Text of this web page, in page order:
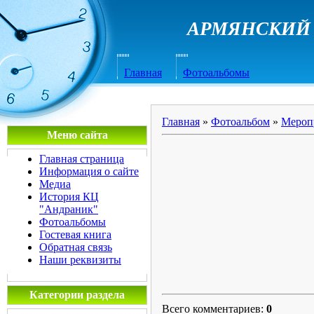
АРМЯНСКИЙ
Главная Фотоальбомы
Меню сайта
Главная страница
Информация о сайте
Медиа
История КЦ
"Андраник"
Фотоальбомы
Гостевая книга
Обратная связь
Наши реквизиты
Категории раздела
Главная » Фотоальбом »
Всего комментариев: 0